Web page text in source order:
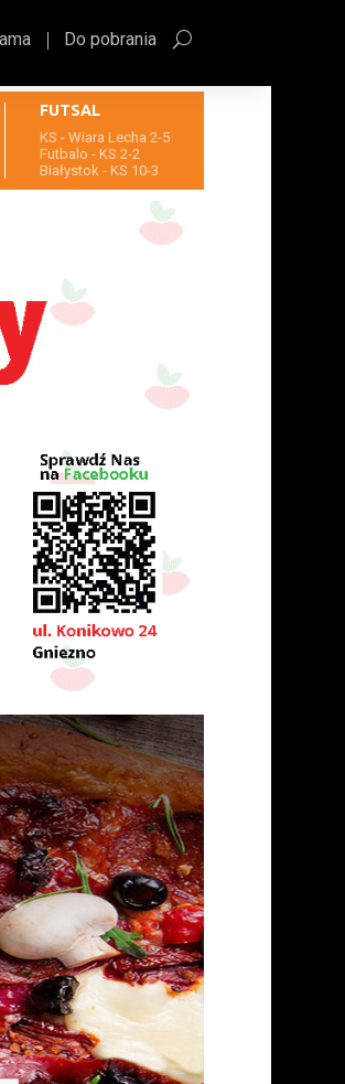
Do pobrania
FUTSAL
KS - Wiara Lecha 2-5
Futbalo - KS 2-2
Białystok - KS 10-3